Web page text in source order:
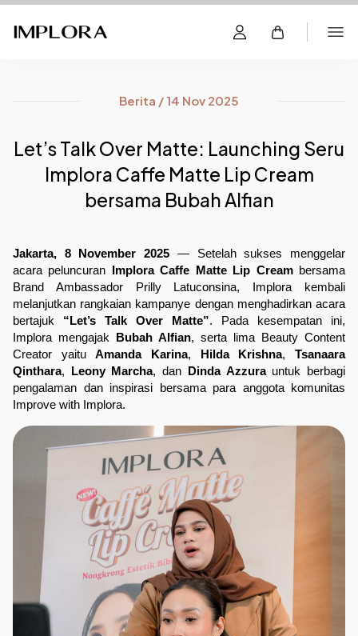
Berita / 14 Nov 2025
Let’s Talk Over Matte: Launching Seru
Implora Caffe Matte Lip Cream
bersama Bubah Alfian
Jakarta, 8 November 2025 — Setelah sukses menggelar
acara peluncuran
Implora Caffe Matte Lip Cream bersama
Brand Ambassador Prilly Latuconsina, Implora kembali
melanjutkan rangkaian kampanye dengan menghadirkan acara
bertajuk “Let’s Talk Over Matte”. Pada kesempatan ini,
Implora mengajak
Bubah Alfian, serta lima Beauty Content
Creator yaitu Amanda Karina, Hilda Krishna, Tsanaara
Qinthara, Leony Marcha, dan Dinda Azzura untuk berbagi
pengalaman dan inspirasi bersama para anggota komunitas
Improve with Implora.